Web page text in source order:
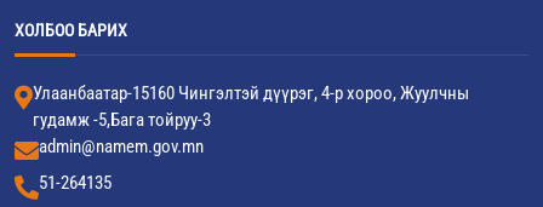
ХОЛБОО БАРИХ
Улаанбаатар-15160 Чингэлтэй дүүрэг, 4-р хороо, Жуулчны
гудамж -5,Бага тойруу-3
admin@namem.gov.mn
51-264135